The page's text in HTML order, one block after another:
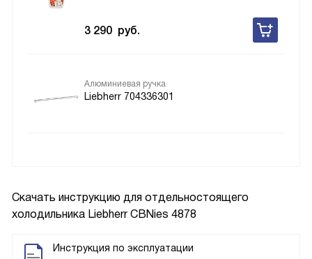
Скачать инструкцию для отдельностоящего
холодильника Liebherr CBNies 4878
Инструкция по эксплуатации
3 290 руб.
Алюминиевая ручка
Liebherr 704336301